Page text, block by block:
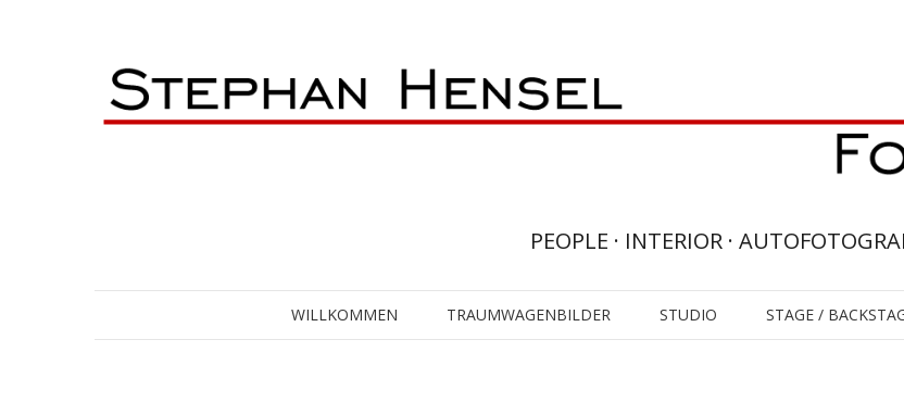
PEOPLE · INTERIOR ·
WILLKOMMEN TRAUMWAGENBILDER STUDIO STAGE /